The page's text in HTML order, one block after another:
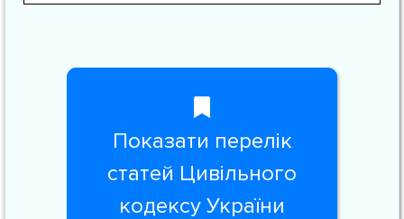
Показати перелік
статей Цивільного
кодексу України